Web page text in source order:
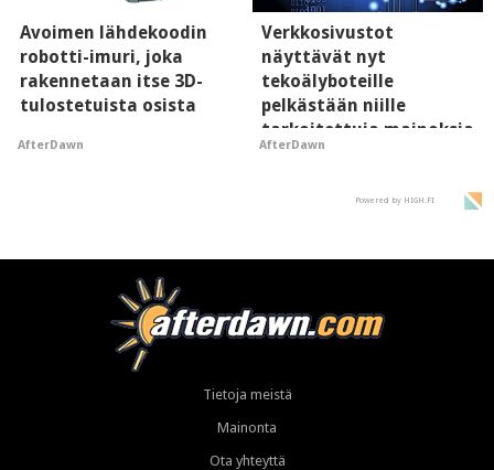
Avoimen lähdekoodin
robotti-imuri, joka
rakennetaan itse 3D-
tulostetuista osista
AfterDawn
Verkkosivustot
näyttävät nyt
tekoälyboteille
pelkästään niille
tarkoitettuja mainoksia
- vaikuttaa tekoälyn
AfterDawn
Powered by HIGH.FI
Tietoja meistä
Mainonta
Ota yhteyttä